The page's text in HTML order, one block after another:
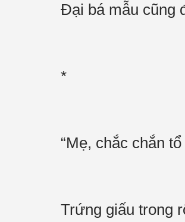
Đại bá mẫu cũng
*
“Mẹ, chắc chắn
Trứng giấu trong